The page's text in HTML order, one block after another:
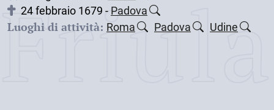
24 febbraio 1679 - Padova
Luoghi di attività: Roma Padova Udine